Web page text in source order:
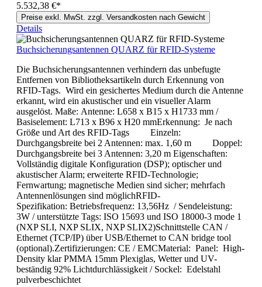
5.532,38 €*
Preise exkl. MwSt. zzgl. Versandkosten nach Gewicht
Details
Buchsicherungsantennen QUARZ für RFID-Systeme
Die Buchsicherungsantennen verhindern das unbefugte
Entfernen von Bibliotheksartikeln durch Erkennung von
RFID-Tags. Wird ein gesichertes Medium durch die Antenne
erkannt, wird ein akustischer und ein visueller Alarm
ausgelöst. Maße: Antenne: L658 x B15 x H1733 mm /
Basiselement: L713 x B96 x H20 mmErkennung: Je nach
Größe und Art des RFID-Tags Einzeln:
Durchgangsbreite bei 2 Antennen: max. 1,60 m Doppel:
Durchgangsbreite bei 3 Antennen: 3,20 m Eigenschaften:
Vollständig digitale Konfiguration (DSP); optischer und
akustischer Alarm; erweiterte RFID-Technologie;
Fernwartung; magnetische Medien sind sicher; mehrfach
Antennenlösungen sind möglichRFID-
Spezifikation: Betriebsfrequenz: 13,56Hz / Sendeleistung:
3W / unterstützte Tags: ISO 15693 und ISO 18000-3 mode 1
(NXP SLI, NXP SLIX, NXP SLIX2)Schnittstelle CAN /
Ethernet (TCP/IP) über USB/Ethernet to CAN bridge tool
(optional).Zertifizierungen: CE / EMCMaterial: Panel: High-
Density klar PMMA 15mm Plexiglas, Wetter und UV-
beständig 92% Lichtdurchlässigkeit / Sockel: Edelstahl
pulverbeschichtet